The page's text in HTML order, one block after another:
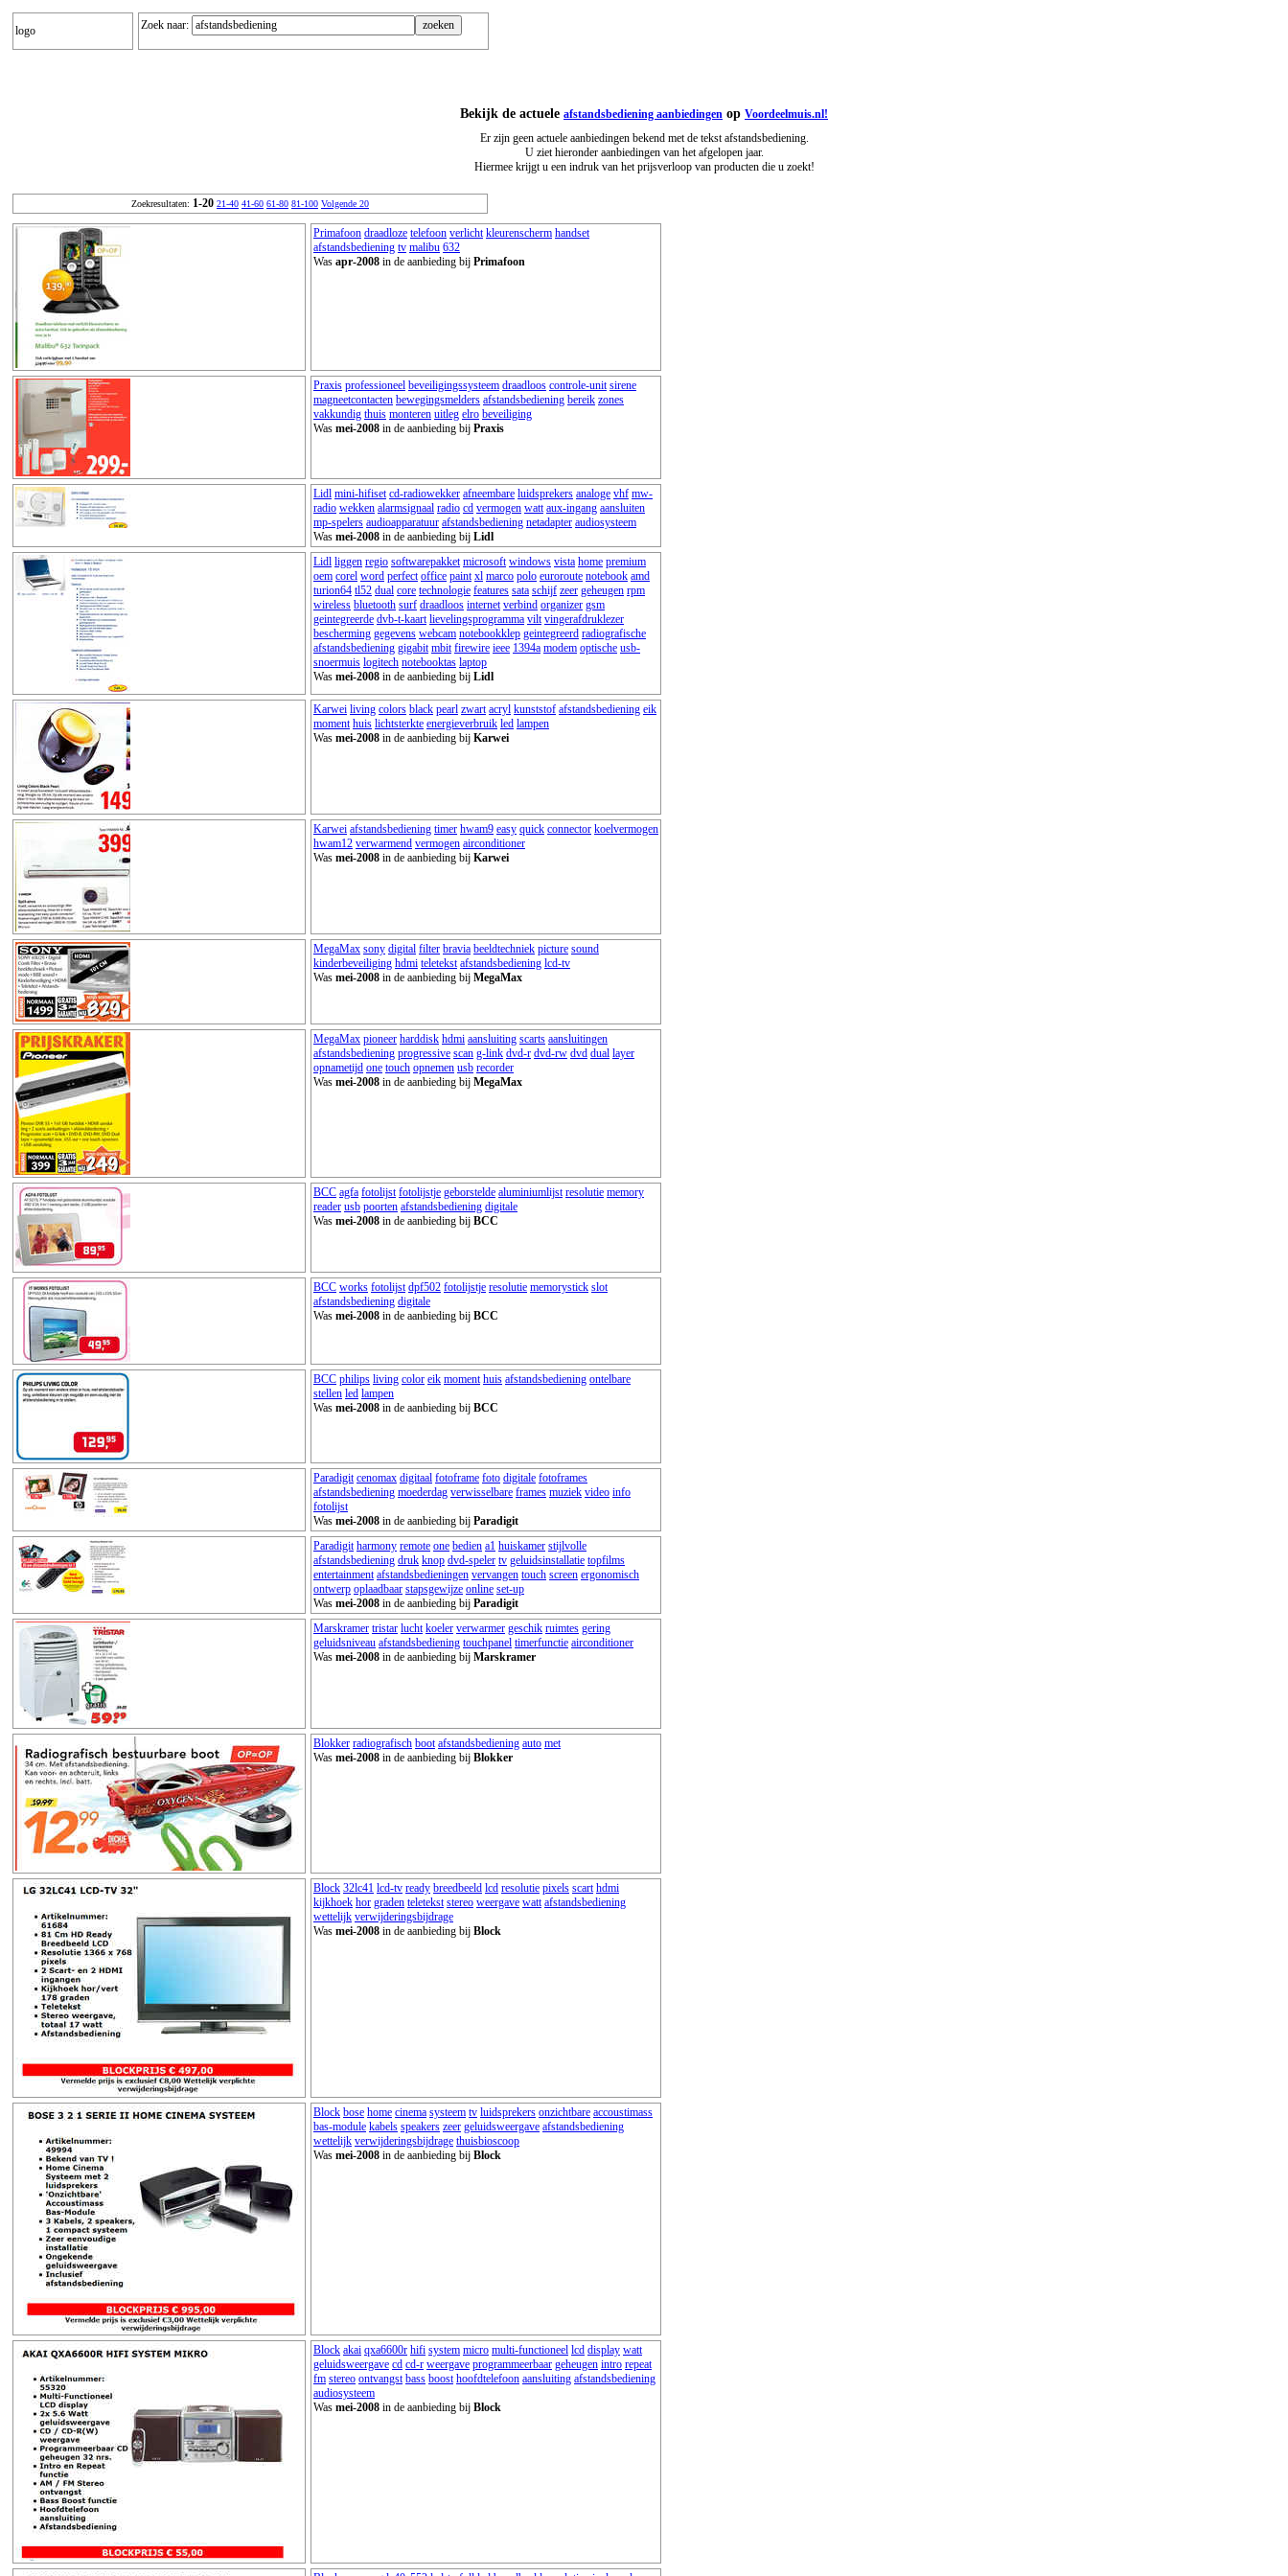
logo Zoek naar:
Bekijk de actuele afstandsbediening aanbiedingen op Voordeelmuis.nl!
Er zijn geen actuele aanbiedingen bekend met de tekst afstandsbediening.
U ziet hieronder aanbiedingen van het afgelopen jaar.
Hiermee krijgt u een indruk van het prijsverloop van producten die u zoekt!
Zoekresultaten: 1-20 21-40 41-60 61-80 81-100 Volgende 20
Primafoon draadloze telefoon verlicht kleurenscherm handset
afstandsbediening tv malibu 632
Was apr-2008 in de aanbieding bij Primafoon
Praxis professioneel beveiligingssysteem draadloos controle-unit sirene
magneetcontacten bewegingsmelders afstandsbediening bereik zones
vakkundig thuis monteren uitleg elro beveiliging
Was mei-2008 in de aanbieding bij Praxis
Lidl mini-hifiset cd-radiowekker afneembare luidsprekers analoge vhf mw-
radio wekken alarmsignaal radio cd vermogen watt aux-ingang aansluiten
mp-spelers audioapparatuur afstandsbediening netadapter audiosysteem
Was mei-2008 in de aanbieding bij Lidl
Lidl liggen regio softwarepakket microsoft windows vista home premium
oem corel word perfect office paint xl marco polo euroroute notebook amd
turion64 tl52 dual core technologie features sata schijf zeer geheugen rpm
wireless bluetooth surf draadloos internet verbind organizer gsm
geintegreerde dvb-t-kaart lievelingsprogramma vilt vingerafdruklezer
bescherming gegevens webcam notebookklep geintegreerd radiografische
afstandsbediening gigabit mbit firewire ieee 1394a modem optische usb-
snoermuis logitech notebooktas laptop
Was mei-2008 in de aanbieding bij Lidl
Karwei living colors black pearl zwart acryl kunststof afstandsbediening eik
moment huis lichtsterkte energieverbruik led lampen
Was mei-2008 in de aanbieding bij Karwei
Karwei afstandsbediening timer hwam9 easy quick connector koelvermogen
hwam12 verwarmend vermogen airconditioner
Was mei-2008 in de aanbieding bij Karwei
MegaMax sony digital filter bravia beeldtechniek picture sound
kinderbeveiliging hdmi teletekst afstandsbediening lcd-tv
Was mei-2008 in de aanbieding bij MegaMax
MegaMax pioneer harddisk hdmi aansluiting scarts aansluitingen
afstandsbediening progressive scan g-link dvd-r dvd-rw dvd dual layer
opnametijd one touch opnemen usb recorder
Was mei-2008 in de aanbieding bij MegaMax
BCC agfa fotolijst fotolijstje geborstelde aluminiumlijst resolutie memory
reader usb poorten afstandsbediening digitale
Was mei-2008 in de aanbieding bij BCC
BCC works fotolijst dpf502 fotolijstje resolutie memorystick slot
afstandsbediening digitale
Was mei-2008 in de aanbieding bij BCC
BCC philips living color eik moment huis afstandsbediening ontelbare
stellen led lampen
Was mei-2008 in de aanbieding bij BCC
Paradigit cenomax digitaal fotoframe foto digitale fotoframes
afstandsbediening moederdag verwisselbare frames muziek video info
fotolijst
Was mei-2008 in de aanbieding bij Paradigit
Paradigit harmony remote one bedien a1 huiskamer stijlvolle
afstandsbediening druk knop dvd-speler tv geluidsinstallatie topfilms
entertainment afstandsbedieningen vervangen touch screen ergonomisch
ontwerp oplaadbaar stapsgewijze online set-up
Was mei-2008 in de aanbieding bij Paradigit
Marskramer tristar lucht koeler verwarmer geschik ruimtes gering
geluidsniveau afstandsbediening touchpanel timerfunctie airconditioner
Was mei-2008 in de aanbieding bij Marskramer
Blokker radiografisch boot afstandsbediening auto met
Was mei-2008 in de aanbieding bij Blokker
Block 32lc41 lcd-tv ready breedbeeld lcd resolutie pixels scart hdmi
kijkhoek hor graden teletekst stereo weergave watt afstandsbediening
wettelijk verwijderingsbijdrage
Was mei-2008 in de aanbieding bij Block
Block bose home cinema systeem tv luidsprekers onzichtbare accoustimass
bas-module kabels speakers zeer geluidsweergave afstandsbediening
wettelijk verwijderingsbijdrage thuisbioscoop
Was mei-2008 in de aanbieding bij Block
Block akai qxa6600r hifi system micro multi-functioneel lcd display watt
geluidsweergave cd cd-r weergave programmeerbaar geheugen intro repeat
fm stereo ontvangst bass boost hoofdtelefoon aansluiting afstandsbediening
audiosysteem
Was mei-2008 in de aanbieding bij Block